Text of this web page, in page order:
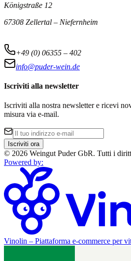
Königstraße 12
67308 Zellertal – Niefernheim
+49 (0) 06355 – 402
info@puder-wein.de
Iscriviti alla newsletter
Iscriviti alla nostra newsletter e ricevi
misura via e-mail.
Iscriviti ora
© 2026 Weingut Puder GbR. Tutti i
Powered by:
Vinolin – Piattaforma e-commerce per